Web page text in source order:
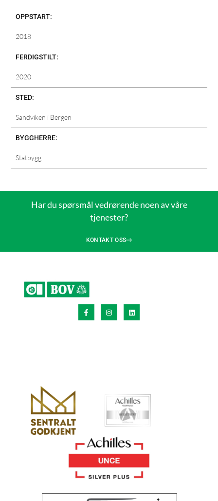
OPPSTART:
2018
FERDIGSTILT:
2020
STED:
Sandviken i Bergen
BYGGHERRE:
Statbygg
Har du spørsmål vedrørende noen av våre
tjenester?
KONTAKT OSS